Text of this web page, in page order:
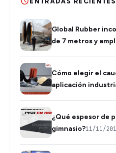
Global Rubber
de 7 metros y
Cómo elegir el
aplicación
¿Qué espesor de
gimnasio?11/11/